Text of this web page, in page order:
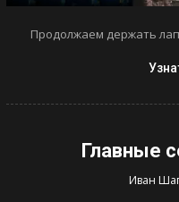
Продолжаем держать
Главные
Иван